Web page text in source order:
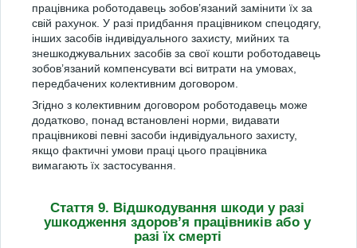
працівника роботодавець зобов’язаний замінити їх за
свій рахунок. У разі придбання працівником спецодягу,
інших засобів індивідуального захисту, мийних та
знешкоджувальних засобів за свої кошти роботодавець
зобов’язаний компенсувати всі витрати на умовах,
передбачених колективним договором.
Згідно з колективним договором роботодавець може
додатково, понад встановлені норми, видавати
працівникові певні засоби індивідуального захисту,
якщо фактичні умови праці цього працівника
вимагають їх застосування.
Стаття 9. Відшкодування шкоди у разі
ушкодження здоров’я працівників або у
разі їх смерті